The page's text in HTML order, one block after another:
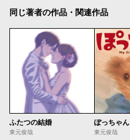
同じ著者の作品・関連作品
ふたつの結婚
東元俊哉
ぽっちゃん
東元俊哉